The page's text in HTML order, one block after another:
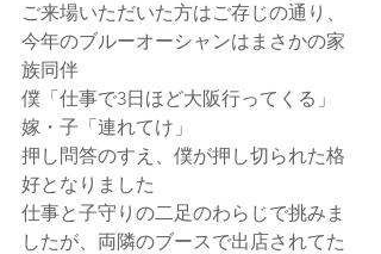
ご来場いただいた方はご存じの通り、
今年のブルーオーシャンはまさかの家
族同伴
僕「仕事で3日ほど大阪行ってくる」
嫁・子「連れてけ」
押し問答のすえ、僕が押し切られた格
好となりました
仕事と子守りの二足のわらじで挑みま
したが、両隣のブースで出店されてた